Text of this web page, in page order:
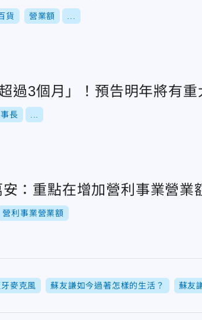
貨 營業額
過3個月」！預告明年將有重
長
：重點在增加營利事業營業
營利事業營業額
麥克風 蘇友謙如今過著怎樣的生活？ 蘇友